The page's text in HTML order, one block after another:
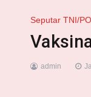
Seputar TNI/
admin